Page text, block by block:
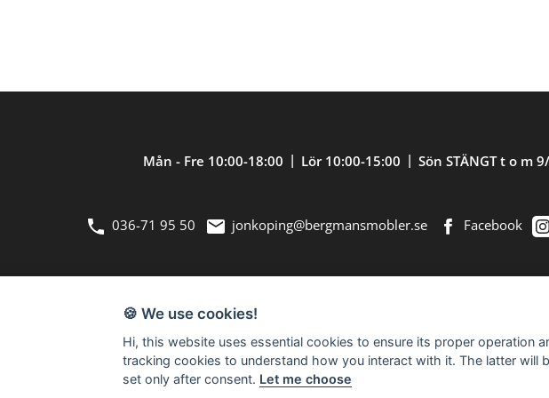
Mån - Fre 10:00-18:00 Lör 10:00-15:00 Sön STÄNGT t o m
036-71 95 50 jonkoping@bergmansmobler.se Facebook
inom möbler och heminredning. Välkommen in till vår nästan 2.500
🍪 We use cookies!
Hi, this website uses essential cookies to ensure its proper operation
tracking cookies to understand how you interact with it. The latter will
set only after consent. Let me choose